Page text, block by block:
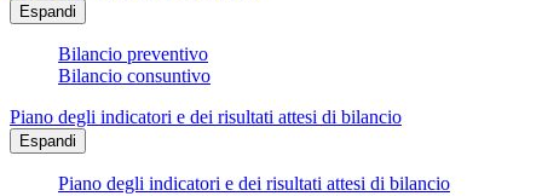
Espandi
Bilancio preventivo
Bilancio consuntivo
Piano degli indicatori e dei risultati attesi di bilancio
Espandi
Piano degli indicatori e dei risultati attesi di bilancio